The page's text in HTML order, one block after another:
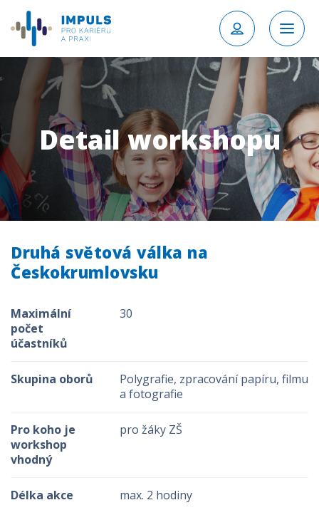
Detail workshopu
Druhá světová válka na
Českokrumlovsku
Maximální
počet
účastníků
30
Skupina oborů
Polygrafie, zpracování papíru, filmu
a fotografie
Pro koho je
workshop
vhodný
pro žáky ZŠ
Délka akce max. 2 hodiny